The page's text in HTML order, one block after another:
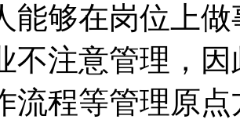
能够在岗位上
不注意管理，
流程等管理原